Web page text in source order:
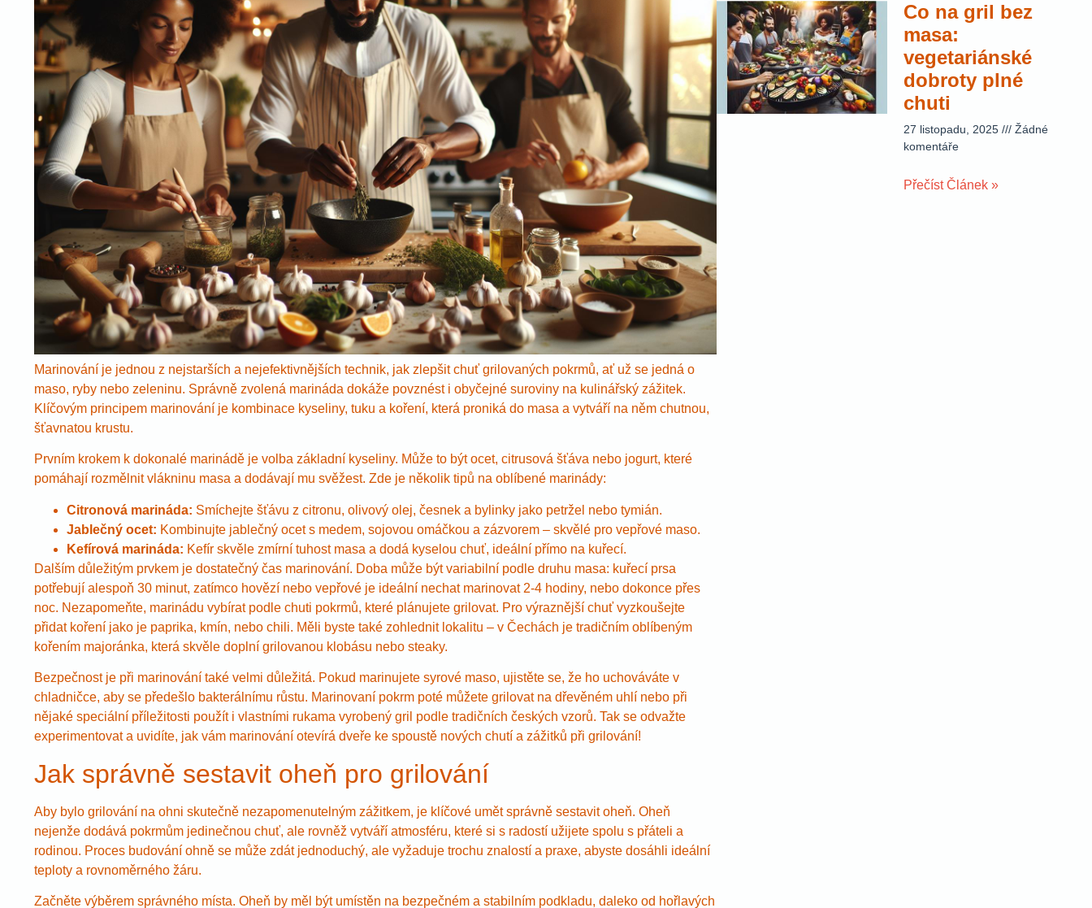
Marinování je jednou z nejstarších a nejefektivnějších technik, jak zlepšit chuť grilovaných pokrmů, ať už se jedná o
maso, ryby nebo zeleninu. Správně zvolená marináda dokáže povznést i obyčejné suroviny na kulinářský zážitek.
Klíčovým principem marinování je kombinace kyseliny, tuku a koření, která proniká do masa a vytváří na něm chutnou,
šťavnatou krustu.
Prvním krokem k dokonalé marinádě je volba základní kyseliny. Může to být ocet, citrusová šťáva nebo jogurt, které
pomáhají rozmělnit vlákninu masa a dodávají mu svěžest. Zde je několik tipů na oblíbené marinády:
Citronová marináda: Smíchejte šťávu z citronu, olivový olej, česnek a bylinky jako petržel nebo tymián.
Jablečný ocet: Kombinujte jablečný ocet s medem, sojovou omáčkou a zázvorem – skvělé pro vepřové maso.
Kefírová marináda: Kefír skvěle zmírní tuhost masa a dodá kyselou chuť, ideální přímo na kuřecí.
Dalším důležitým prvkem je dostatečný čas marinování. Doba může být variabilní podle druhu masa: kuřecí prsa
potřebují alespoň 30 minut, zatímco hovězí nebo vepřové je ideální nechat marinovat 2-4 hodiny, nebo dokonce přes
noc. Nezapomeňte, marinádu vybírat podle chuti pokrmů, které plánujete grilovat. Pro výraznější chuť vyzkoušejte
přidat koření jako je paprika, kmín, nebo chili. Měli byste také zohlednit lokalitu – v Čechách je tradičním oblíbeným
kořením majoránka, která skvěle doplní grilovanou klobásu nebo steaky.
Bezpečnost je při marinování také velmi důležitá. Pokud marinujete syrové maso, ujistěte se, že ho uchováváte v
chladničce, aby se předešlo bakterálnímu růstu. Marinovaní pokrm poté můžete grilovat na dřevěném uhlí nebo při
nějaké speciální příležitosti použít i vlastními rukama vyrobený gril podle tradičních českých vzorů. Tak se odvažte
experimentovat a uvidíte, jak vám marinování otevírá dveře ke spoustě nových chutí a zážitků při grilování!
Jak správně sestavit oheň pro grilování
Aby bylo grilování na ohni skutečně nezapomenutelným zážitkem, je klíčové umět správně sestavit oheň. Oheň
nejenže dodává pokrmům jedinečnou chuť, ale rovněž vytváří atmosféru, které si s radostí užijete spolu s přáteli a
rodinou. Proces budování ohně se může zdát jednoduchý, ale vyžaduje trochu znalostí a praxe, abyste dosáhli ideální
teploty a rovnoměrného žáru.
Začněte výběrem správného místa. Oheň by měl být umístěn na bezpečném a stabilním podkladu, daleko od hořlavých
Co na gril bez
masa:
vegetariánské
dobroty plné
chuti
27 listopadu, 2025
Žádné
komentáře
Přečíst Článek »